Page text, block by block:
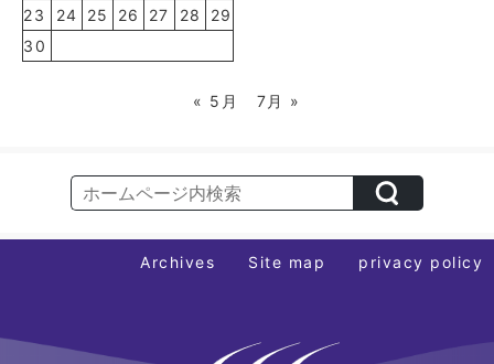
23
24 25 26 27 28
29
30
« 5月 7月 »
Archives Site map privacy policy